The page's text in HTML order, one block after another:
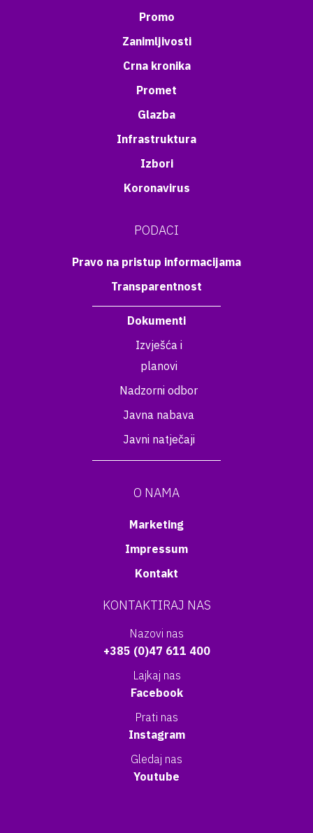
Promo
Zanimljivosti
Crna kronika
Promet
Glazba
Infrastruktura
Izbori
Koronavirus
PODACI
Pravo na pristup informacijama
Transparentnost
Dokumenti
Izvješća i
planovi
Nadzorni odbor
Javna nabava
Javni natječaji
O NAMA
Marketing
Impressum
Kontakt
KONTAKTIRAJ NAS
Nazovi nas
+385 (0)47 611 400
Lajkaj nas
Facebook
Prati nas
Instagram
Gledaj nas
Youtube